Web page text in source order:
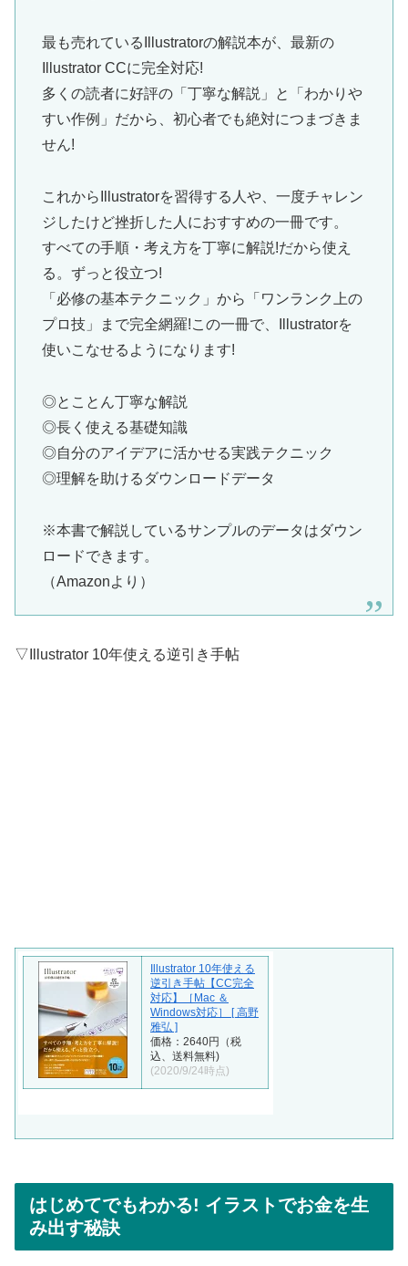
最も売れているIllustratorの解説本が、最新の
Illustrator CCに完全対応!
多くの読者に好評の「丁寧な解説」と「わかりや
すい作例」だから、初心者でも絶対につまづきま
せん!
これからIllustratorを習得する人や、一度チャレン
ジしたけど挫折した人におすすめの一冊です。
すべての手順・考え方を丁寧に解説!だから使え
る。ずっと役立つ!
「必修の基本テクニック」から「ワンランク上の
プロ技」まで完全網羅!この一冊で、Illustratorを
使いこなせるようになります!
◎とことん丁寧な解説
◎長く使える基礎知識
◎自分のアイデアに活かせる実践テクニック
◎理解を助けるダウンロードデータ
※本書で解説しているサンプルのデータはダウン
ロードできます。
（Amazonより）
▽Illustrator 10年使える逆引き手帖
Illustrator 10年使える
逆引き手帖【CC完全
対応】［Mac ＆
Windows対応］ [ 高野
雅弘 ]
価格：2640円（税
込、送料無料)
(2020/9/24時点)
はじめてでもわかる! イラストでお金を生
み出す秘訣